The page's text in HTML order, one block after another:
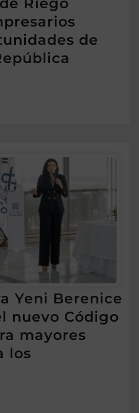
de
Yeni Berenice
nuevo Código
mayores
los